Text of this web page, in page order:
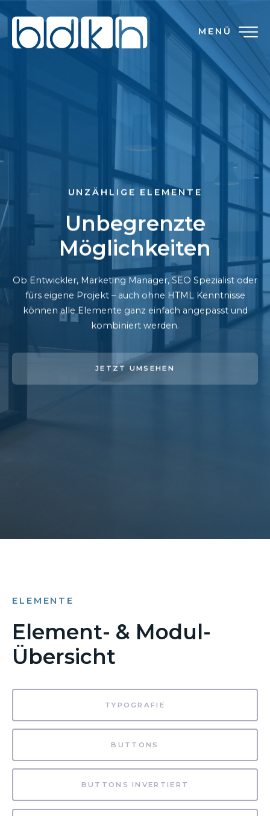
MENÜ
UNZÄHLIGE ELEMENTE
Unbegrenzte
Möglichkeiten
Ob Entwickler, Marketing Manager, SEO Spezialist oder
fürs eigene Projekt – auch ohne HTML Kenntnisse
können alle Elemente ganz einfach angepasst und
kombiniert werden.
JETZT UMSEHEN
ELEMENTE
Element- & Modul-
Übersicht
TYPOGRAFIE
BUTTONS
BUTTONS INVERTIERT